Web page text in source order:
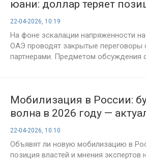
юани: доллар теряет
22-04-2026, 10:19
На фоне эскалации напряженности
ОАЭ проводят закрытые переговоры
партнерами. Предметом обсуждения
Мобилизация в России:
волна в 2026 году —
данные, мнения экспертов
официальные заявления
22-04-2026, 10:10
Объявят ли новую мобилизацию в
позиция властей и мнения экспертов